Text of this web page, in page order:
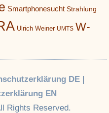
Smartphonesucht Strahlung
Ulrich Weiner UMTS W-
DE|
EN
Rights Reserved.